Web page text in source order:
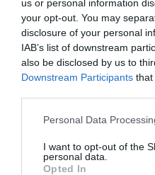
us or personal information
your opt-out. You may
disclosure of your personal
IAB’s list of downstream
also be disclosed by us to
Downstream Participants that
Personal Data
I want to opt-out of the
personal data.
Opted In
Audiencia Nacional
investigación del
ingente material
por Redacción
Enormes minucias